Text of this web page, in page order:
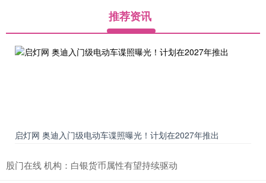
推荐资讯
启灯网 奥迪入门级电动车谍照曝光！计划在2027年推出
股门在线 机构：白银货币属性有望持续驱动